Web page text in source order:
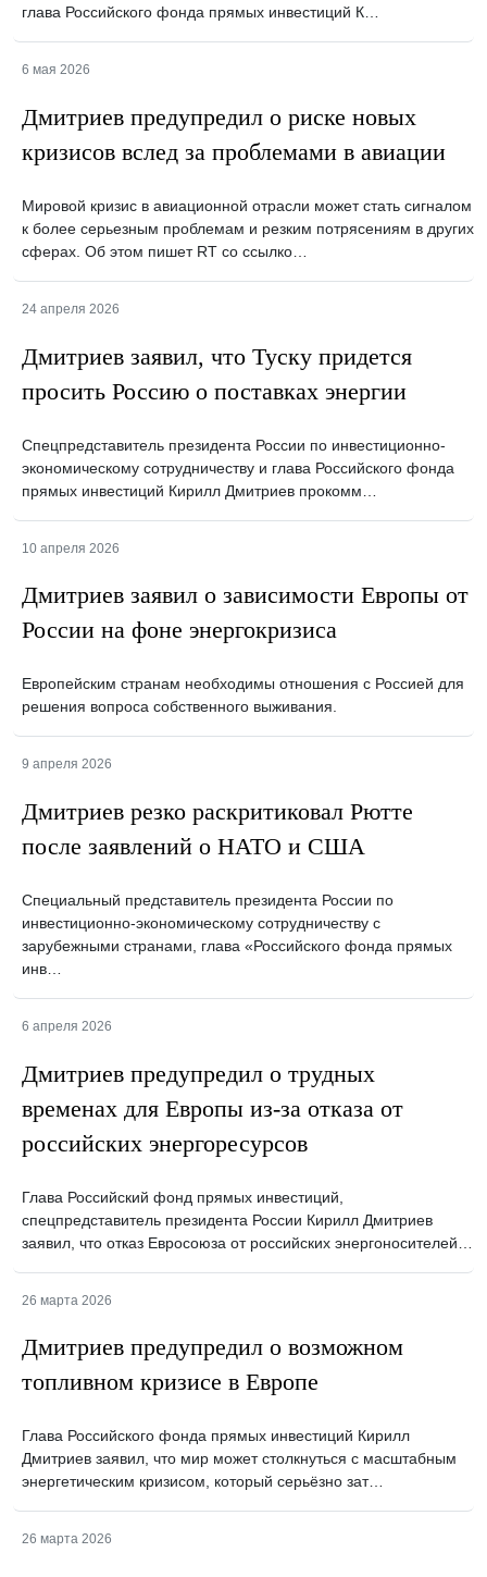
глава Российского фонда прямых инвестиций К…
6 мая 2026
Дмитриев предупредил о риске новых
кризисов вслед за проблемами в авиации
Мировой кризис в авиационной отрасли может стать сигналом
к более серьезным проблемам и резким потрясениям в других
сферах. Об этом пишет RT со ссылко…
24 апреля 2026
Дмитриев заявил, что Туску придется
просить Россию о поставках энергии
Спецпредставитель президента России по инвестиционно-
экономическому сотрудничеству и глава Российского фонда
прямых инвестиций Кирилл Дмитриев прокомм…
10 апреля 2026
Дмитриев заявил о зависимости Европы от
России на фоне энергокризиса
Европейским странам необходимы отношения с Россией для
решения вопроса собственного выживания.
9 апреля 2026
Дмитриев резко раскритиковал Рютте
после заявлений о НАТО и США
Специальный представитель президента России по
инвестиционно-экономическому сотрудничеству с
зарубежными странами, глава «Российского фонда прямых
инв…
6 апреля 2026
Дмитриев предупредил о трудных
временах для Европы из-за отказа от
российских энергоресурсов
Глава Российский фонд прямых инвестиций,
спецпредставитель президента России Кирилл Дмитриев
заявил, что отказ Евросоюза от российских энергоносителей…
26 марта 2026
Дмитриев предупредил о возможном
топливном кризисе в Европе
Глава Российского фонда прямых инвестиций Кирилл
Дмитриев заявил, что мир может столкнуться с масштабным
энергетическим кризисом, который серьёзно зат…
26 марта 2026